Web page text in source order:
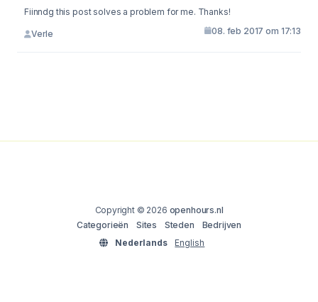
Fiinndg this post solves a problem for me. Thanks!
Verle 08. feb 2017 om 17:13
Copyright © 2026 openhours.nl
Categorieën
Sites Steden
Bedrijven
Nederlands
English